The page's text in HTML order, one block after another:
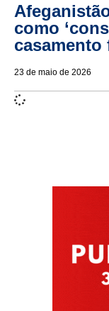
como
casamento
23 de maio de 2026